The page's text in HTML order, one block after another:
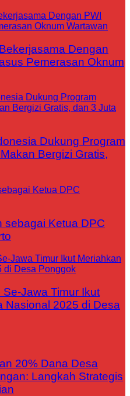
Dengan
Pemerasan Oknum
Dukung Program
Bergizi Gratis,
sebagai Ketua DPC
Jawa Timur Ikut
Nasional 2025 di Desa
20% Dana Desa
Langkah Strategis